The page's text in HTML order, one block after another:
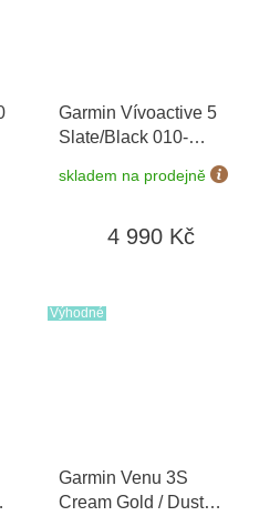
Garmin Vívoactive 5
Slate/Black 010-
skladem na prodejně
4 990 Kč
Výhodné
Garmin Venu 3S
Cream Gold / Dust